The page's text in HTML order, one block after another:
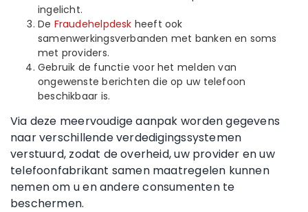
ingelicht.
De Fraudehelpdesk heeft ook
samenwerkingsverbanden met banken en soms
met providers.
Gebruik de functie voor het melden van
ongewenste berichten die op uw telefoon
beschikbaar is.
Via deze meervoudige aanpak worden gegevens
naar verschillende verdedigingssystemen
verstuurd, zodat de overheid, uw provider en uw
telefoonfabrikant samen maatregelen kunnen
nemen om u en andere consumenten te
beschermen.